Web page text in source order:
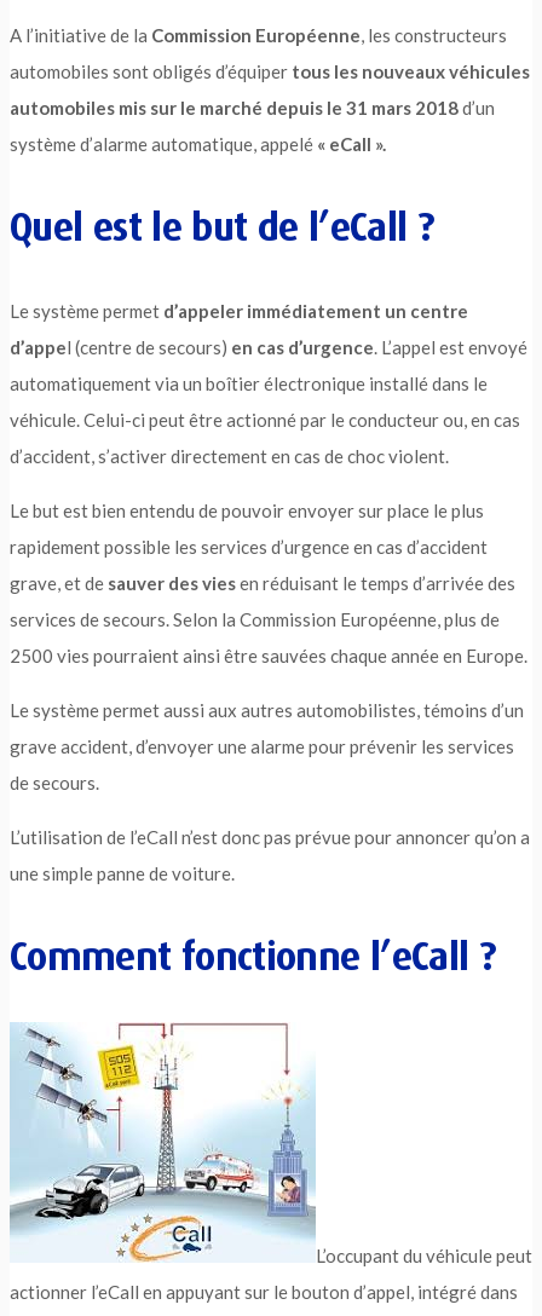
A l’initiative de la Commission Européenne, les constructeurs
automobiles sont obligés d’équiper tous les nouveaux véhicules
automobiles mis sur le marché depuis le 31 mars 2018d’un
système d’alarme automatique, appelé « eCall ».
Quel est le but de l’eCall ?
Le système permet d’appeler immédiatement un centre
d’appel (centre de secours) en cas d’urgence. L’appel est envoyé
automatiquement via un boîtier électronique installé dans le
véhicule. Celui-ci peut être actionné par le conducteur ou, en cas
d’accident, s’activer directement en cas de choc violent.
Le but est bien entendu de pouvoir envoyer sur place le plus
rapidement possible les services d’urgence en cas d’accident
grave, et de sauver des viesen réduisant le temps d’arrivée des
services de secours. Selon la Commission Européenne, plus de
2500 vies pourraient ainsi être sauvées chaque année en Europe.
Le système permet aussi aux autres automobilistes, témoins d’un
grave accident, d’envoyer une alarme pour prévenir les services
de secours.
L’utilisation de l’eCall n’est donc pas prévue pour annoncer qu’on a
une simple panne de voiture.
Comment fonctionne l’eCall ?
L’occupant du véhicule peut
actionner l’eCall en appuyant sur le bouton d’appel, intégré dans